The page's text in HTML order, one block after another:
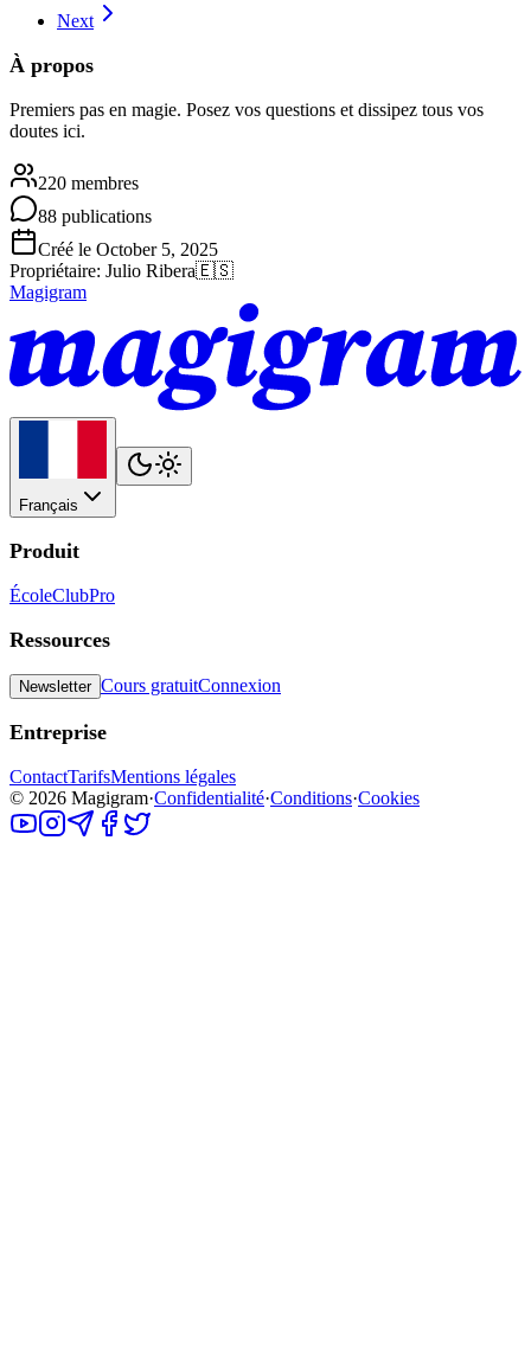
Next
À propos
Premiers pas en magie. Posez vos questions et dissipez tous vos
doutes ici.
220 membres
88 publications
Créé le October 5, 2025
Propriétaire: Julio Ribera🇪🇸
Magigram
Français
Produit
ÉcoleClubPro
Ressources
Newsletter Cours gratuitConnexion
Entreprise
ContactTarifsMentions légales
© 2026 Magigram·Confidentialité·Conditions·Cookies